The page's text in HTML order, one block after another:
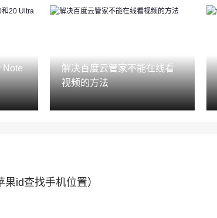
Note
解决百度云管家不能在线看
视频的方法
id查找手机位置）